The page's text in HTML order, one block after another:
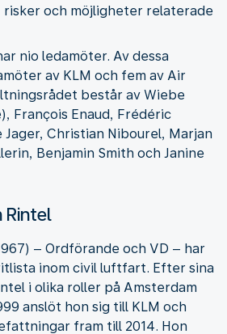
och möjligheter relaterade
nio ledamöter. Av dessa
av KLM och fem av Air
består av Wiebe
François Enaud, Frédéric
Jager, Christian Nibourel, Marjan
Benjamin Smith och Janine
Rintel
– Ordförande och VD – har
inom civil luftfart. Efter sina
i olika roller på Amsterdam
anslöt hon sig till KLM och
fram till 2014. Hon